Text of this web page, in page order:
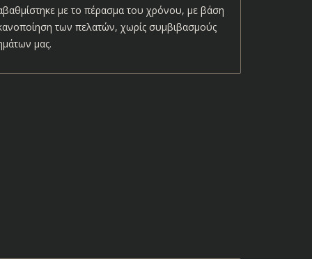
με το πέρασμα του χρόνου, με βάση
των πελατών, χωρίς συμβιβασμούς
μας.